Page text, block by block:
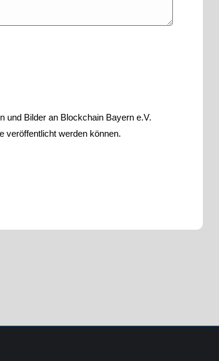
und Bilder an Blockchain Bayern e.V.
veröffentlicht werden können.